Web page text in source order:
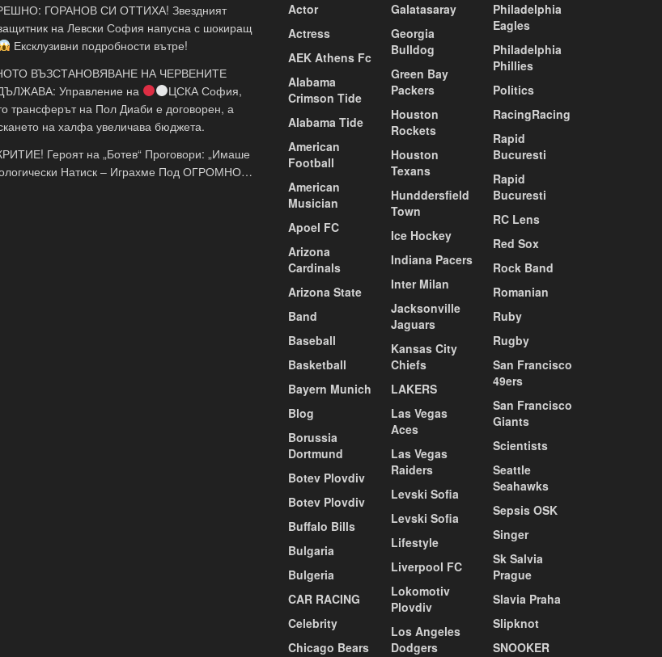
ГОРАНОВ СИ ОТТИХА! Звездният
на Левски София напусна с шокиращ
Ексклузивни подробности вътре!
ВЪЗСТАНОВЯВАНЕ НА ЧЕРВЕНИТЕ
Управление на
ЦСКА София,
трансферът на Пол Диаби е договорен, а
на халфа увеличава бюджета.
Героят на „Ботев“ Проговори: „Имаше
Натиск – Играхме Под ОГРОМНО…
Actor
Actress
AEK Athens Fc
Alabama
Crimson Tide
Alabama Tide
American
Football
American
Musician
Apoel FC
Arizona
Cardinals
Arizona State
Band
Baseball
Basketball
Bayern Munich
Blog
Borussia
Dortmund
Botev Plovdiv
Botev Plovdiv
Buffalo Bills
Bulgaria
Bulgeria
CAR RACING
Celebrity
Chicago Bears
Galatasaray
Georgia
Bulldog
Green Bay
Packers
Houston
Rockets
Houston
Texans
Hunddersfield
Town
Ice Hockey
Indiana Pacers
Inter Milan
Jacksonville
Jaguars
Kansas City
Chiefs
LAKERS
Las Vegas
Aces
Las Vegas
Raiders
Levski Sofia
Levski Sofia
Lifestyle
Liverpool FC
Lokomotiv
Plovdiv
Los Angeles
Dodgers
Philadelphia
Eagles
Philadelphia
Phillies
Politics
RacingRacing
Rapid
Bucuresti
Rapid
Bucuresti
RC Lens
Red Sox
Rock Band
Romanian
Ruby
Rugby
San Francisco
49ers
San Francisco
Giants
Scientists
Seattle
Seahawks
Sepsis OSK
Singer
Sk Salvia
Prague
Slavia Praha
Slipknot
SNOOKER